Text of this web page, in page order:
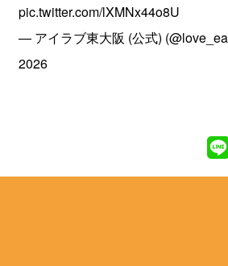
pic.twitter.com/lXMNx44o8U
— アイラブ東大阪 (公式)
2026